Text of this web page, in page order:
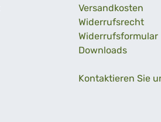
Versandkosten
Widerrufsrecht
Widerrufsformular
Downloads
Kontaktieren Sie